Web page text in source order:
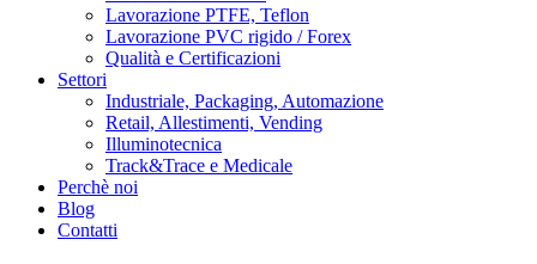
Lavorazione PTFE, Teflon
Lavorazione PVC rigido / Forex
Qualità e Certificazioni
Settori
Industriale, Packaging, Automazione
Retail, Allestimenti, Vending
Illuminotecnica
Track&Trace e Medicale
Perchè noi
Blog
Contatti